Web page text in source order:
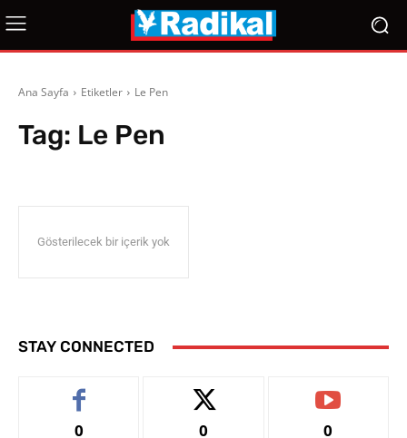
Ana Sayfa Etiketler Le Pen
Tag: Le Pen
Gösterilecek bir içerik yok
STAY CONNECTED
0 0 0